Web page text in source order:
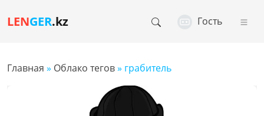
LENGER.kz Гость
Главная » Облако тегов» грабитель